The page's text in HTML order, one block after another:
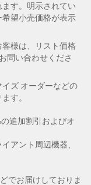
す。明示されてい
望小売価格が表示
様は、リスト価格
問い合わせくださ
ズ オーダーなどの
す。
追加割引およびオ
アント周辺機器、
でお届けしておりま